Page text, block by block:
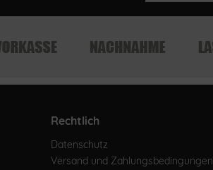
Rechtlich
Datenschutz
Versand und Zahlungsbedingungen